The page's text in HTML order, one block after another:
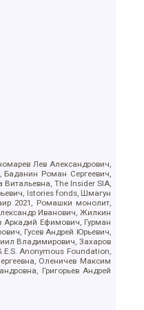
Лев Александрович,
Роман Сергеевич,
The Insider SIA,
Istories fonds, Шмагун
2021, Ромашки монолит,
Иванович, Жилкин
Аркадий Ефимович, Гурман
Гусев Андрей Юрьевич,
Владимирович, Захаров
Anonymous Foundation,
Оленичев Максим
Григорьев Андрей